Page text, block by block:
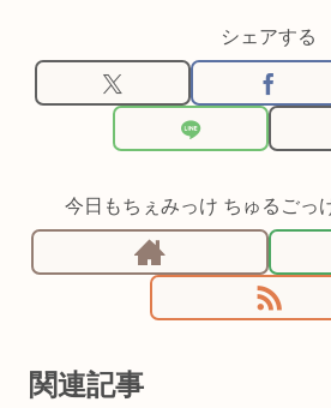
シェアする
今日もちぇみっけ ちゅるごっ
関連記事